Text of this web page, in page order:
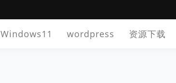
Windows11 wordpress 资源下载